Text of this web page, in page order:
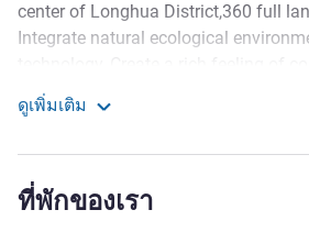
รายละเอียด
center of Longhua District,360 full
Integrate natural ecological
culture. Hotel adhering "Pleasure,
dynamic service concept for high-end
lifestyle.
ดูเพิ่มเติม
ที่พักของเรา